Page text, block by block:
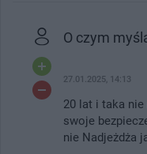
O czym
27.01.2025, 14:13
20 lat i taka nie
swoje
nie Nadjeżdża